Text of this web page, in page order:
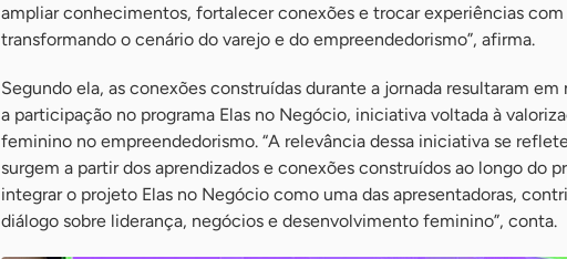
ampliar conhecimentos, fortalecer conexões e trocar experiências
transformando o cenário do varejo e do empreendedorismo”, afirma.
Segundo ela, as conexões construídas durante a jornada resultaram
a participação no programa Elas no Negócio, iniciativa voltada à
feminino no empreendedorismo. “A relevância dessa iniciativa se
surgem a partir dos aprendizados e conexões construídos ao longo do
integrar o projeto Elas no Negócio como uma das apresentadoras,
diálogo sobre liderança, negócios e desenvolvimento feminino”, conta.